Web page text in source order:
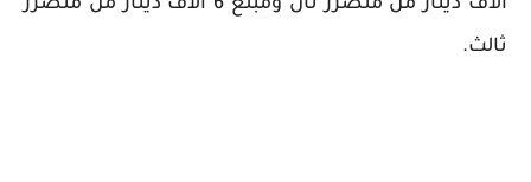
الاف دينار من متضرر ثان ومبلغ 6 الاف دينار من متضرر
ثالث.